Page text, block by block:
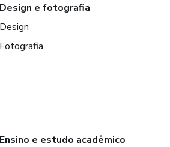
Design e fotografia
Design
Fotografia
Ensino e estudo acadêmico